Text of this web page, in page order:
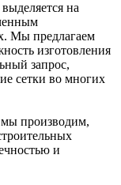
на
Мы предлагаем
изготовления
запрос,
сетки во многих
мы производим,
и